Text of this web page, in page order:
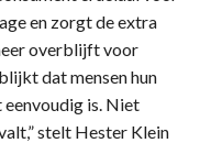
en zorgt de extra
overblijft voor
dat mensen hun
is. Niet
stelt Hester Klein